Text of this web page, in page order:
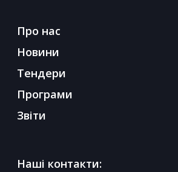
Про нас
Новини
Тендери
Програми
Звіти
Наші контакти: